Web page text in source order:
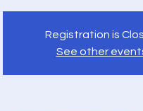
Registration is
See other